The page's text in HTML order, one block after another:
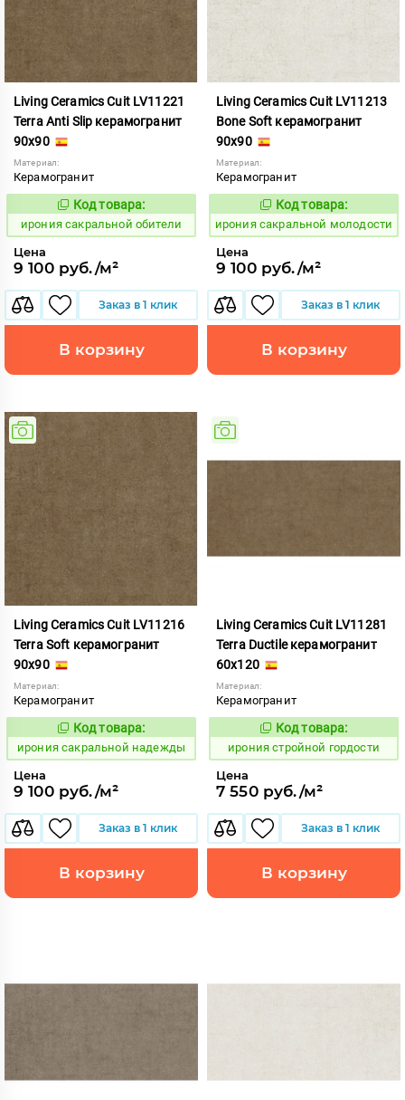
Living Ceramics Cuit LV11221
Terra Anti Slip керамогранит
90x90
Материал:
Керамогранит
1103812
Код товара:
ирония сакральной обители
Цена
9 100 руб./м²
Заказ в 1 клик
В корзину
Living Ceramics Cuit LV11213
Bone Soft керамогранит
90x90
Материал:
Керамогранит
1103804
Код товара:
ирония сакральной молодости
Цена
9 100 руб./м²
Заказ в 1 клик
В корзину
Living Ceramics Cuit LV11216
Terra Soft керамогранит
90x90
Материал:
Керамогранит
1103807
Код товара:
ирония сакральной надежды
Цена
9 100 руб./м²
Заказ в 1 клик
В корзину
Living Ceramics Cuit LV11281
Terra Ductile керамогранит
60x120
Материал:
Керамогранит
1104893
Код товара:
ирония стройной гордости
Цена
7 550 руб./м²
Заказ в 1 клик
В корзину